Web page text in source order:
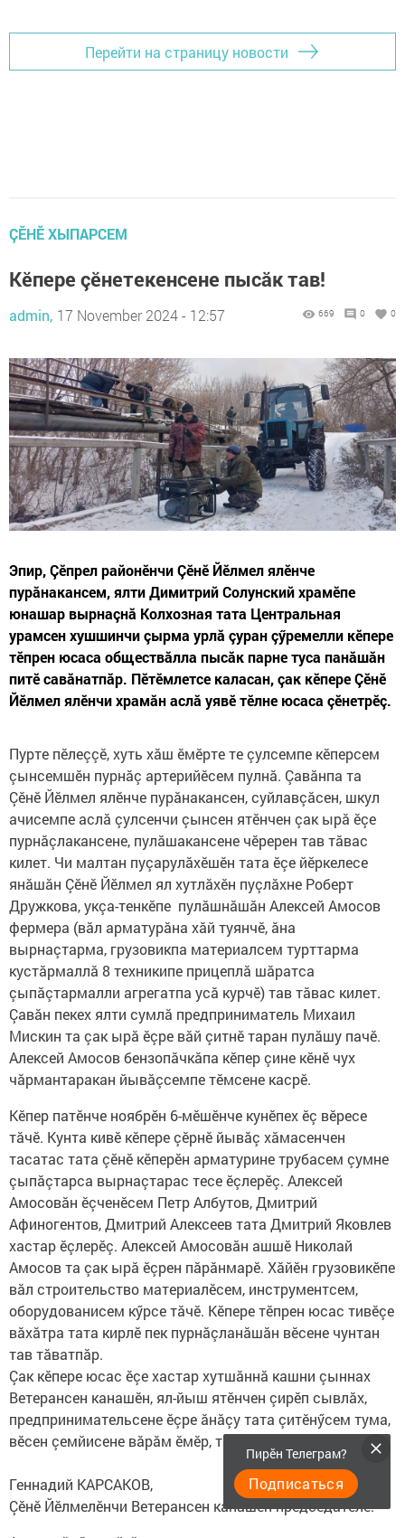
Перейти на страницу новости
ÇӖНӖ ХЫПАРСЕМ
Кӗпере çӗнетекенсене пысăк тав!
admin, 17 November 2024 - 12:57 669 0 0
Эпир, Çӗпрел районӗнчи Çӗнӗ Йӗлмел ялӗнче
пурӑнакансем, ялти Димитрий Солунский храмӗпе
юнашар вырнаçнă Колхозная тата Центральная
урамсен хушшинчи çырма урлă çуран çӳремелли кӗпере
тӗпрен юсаса обществӑлла пысӑк парне туса панӑшӑн
питӗ савӑнатпӑр. Пӗтӗмлетсе каласан, çак кӗпере Çӗнӗ
Йӗлмел ялӗнчи храмӑн аслӑ уявӗ тӗлне юсаса çӗнетрӗç.
Пурте пӗлеççӗ, хуть хăш ӗмӗрте те çулсемпе кӗперсем
çынсемшӗн пурнӑç артерийӗсем пулнă. Çавăнпа та
Çӗнӗ Йӗлмел ялӗнче пурӑнакансен, суйлавçӑсен, шкул
ачисемпе аслă çулсенчи çынсен ятӗнчен çак ырă ӗçе
пурнăçлакансене, пулăшакансене чӗререн тав тăвас
килет. Чи малтан пуçарулӑхӗшӗн тата ӗçе йӗркелесе
янăшăн Çӗнӗ Йӗлмел ял хутлăхӗн пуçлăхне Роберт
Дружкова, укçа-тенкӗпе пулӑшнăшăн Алексей Амосов
фермера (вăл арматурăна хăй туянчӗ, ӑна
вырнаçтарма, грузовикпа материалсем турттарма
кустӑрмаллă 8 техникипе прицеплă шӑратса
çыпăçтармалли агрегатпа усӑ курчӗ) тав тăвас килет.
Çавӑн пекех ялти сумлă предприниматель Михаил
Мискин та çак ырӑ ӗçре вăй çитнӗ таран пулăшу пачӗ.
Алексей Амосов бензопăчкӑпа кӗпер çине кӗнӗ чух
чăрмантаракан йывӑçсемпе тӗмсене касрӗ.
Кӗпер патӗнче ноябрӗн 6-мӗшӗнче кунӗпех ӗç вӗресе
тăчӗ. Кунта кивӗ кӗпере çӗрнӗ йывăç хăмасенчен
тасатас тата çӗнӗ кӗперӗн арматурине трубасем çумне
çыпăçтарса вырнаçтарас тесе ӗçлерӗç. Алексей
Амосовӑн ӗçченӗсем Петр Албутов, Дмитрий
Афиногентов, Дмитрий Алексеев тата Дмитрий Яковлев
хастар ӗçлерӗç. Алексей Амосовӑн ашшӗ Николай
Амосов та çак ырӑ ӗçрен пӑрӑнмарӗ. Хӑйӗн грузовикӗпе
вӑл строительство материалӗсем, инструментсем,
оборудованисем кӳрсе тăчӗ. Кӗпере тӗпрен юсас тивӗçе
вӑхӑтра тата кирлӗ пек пурнӑçланӑшӑн вӗсене чунтан
тав тӑватпăр.
Çак кӗпере юсас ӗçе хастар хутшăннă кашни çыннах
Ветерансен канашӗн, ял-йыш ятӗнчен çирӗп сывлӑх,
предпринимательсене ӗçре ӑнӑçу тата çитӗнӳсем тума,
вӗсен çемйисене вăрăм ӗмӗр, тӑнӑçлӑх сунатӑп.
Геннадий КАРСАКОВ,
Çӗнӗ Йӗлмелӗнчи Ветерансен канашӗн председателӗ.
Пирӗн Телеграм?
Подписаться